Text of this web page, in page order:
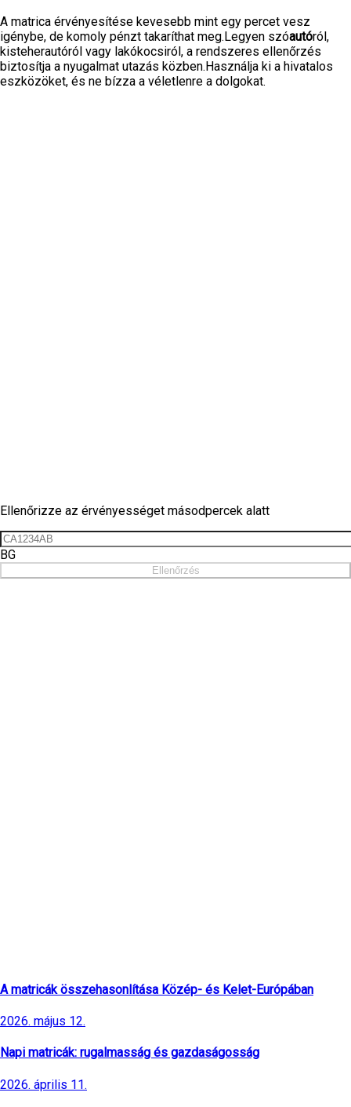
A matrica érvényesítése kevesebb mint egy percet vesz
igénybe, de komoly pénzt takaríthat meg.Legyen szóautóról,
kisteherautóról vagy lakókocsiról, a rendszeres ellenőrzés
biztosítja a nyugalmat utazás közben.Használja ki a hivatalos
eszközöket, és ne bízza a véletlenre a dolgokat.
Ellenőrizze az érvényességet másodpercek alatt
BG
Ellenőrzés
A matricák összehasonlítása Közép- és Kelet-Európában
2026. május 12.
Napi matricák: rugalmasság és gazdaságosság
2026. április 11.